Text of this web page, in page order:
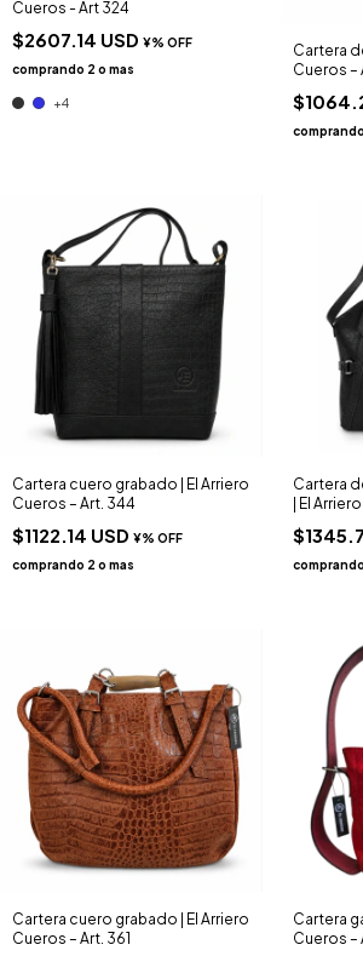
Cueros - Art 324
$2607.14 USD
+4
Cartera
Cueros –
Cartera cuero grabado | El Arriero
Cueros – Art. 344
$1122.14 USD
Cartera
| El
Cartera cuero grabado | El Arriero
Cueros – Art. 361
Cartera
Cueros –